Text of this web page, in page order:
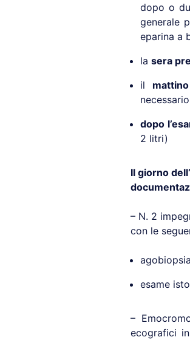
dopo o
generale
eparina a
la sera
il mattino
dopo
2 litri)
Il giorno
– N. 2
con le
esame
–
ecografici